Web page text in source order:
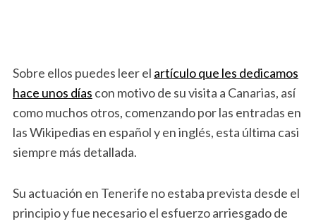
Sobre ellos puedes leer el artículo que les dedicamos
hace unos días con motivo de su visita a Canarias, así
como muchos otros, comenzando por las entradas en
las Wikipedias en español y en inglés, esta última casi
siempre más detallada.
Su actuación en Tenerife no estaba prevista desde el
principio y fue necesario el esfuerzo arriesgado de